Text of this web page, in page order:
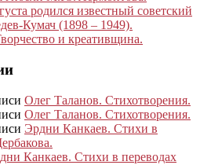
родился известный советский
Кумач (1898 – 1949).
и креативщина.
Олег Таланов. Стихотворения.
Олег Таланов. Стихотворения.
Эрдни Канкаев. Стихи в
Канкаев. Стихи в переводах